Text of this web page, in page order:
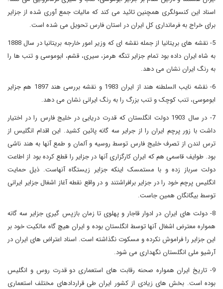
اسناد این کنسولگری همچنین تائید می کند که مالیات جمع آوری شده از جزایر
برای خراج به فرمانداری کل ایران در استان فارس تحویل می شده است.
5- نقشه های بریتانیا از جمله نقشه ای که وزیر امور خارجه بریتانیا در سال 1888
به شاه ایران داده بود تمام جزایر تنگه هرمز، سیری، قشم، ابوموسی و تنب ها را
به رنگ ایران نشان می دهد.
6- نقشه نایب السلطنه هند از ایران 1983 و نقشه بررسی هند 1897 هم جزایر
ابوموسی، تنب کوچک و تنب بزرگ را به رنگ ایرانی نشان می دهد.
7- در سال 1903 دولت انگلستان که قدرت دریایی در خلیج فارس را در اختیار
داشت با زور پرچم ایران را از جرایر سه گانه پائین کشید. این اقدام انگلیس از
ترس لندن از تصرف خلیج فارس توسط روسیه و آلمان و طمع آنها به هند ناشی
بود. طوایف قاسمی هم که ایران کارگزاری آنها در جزایر را قطع کرده بود از اطاعت
دولت سرباز زده و با مستمسک اینکه جزایر زیستگاه آنهاست. ذیل حمایت
انگلیس پرچم خود را در جزایر برافراشتند و در واقع نقطه آغاز اشغال جزایر ایرانی
توسط بیگانگان همین جاست.
8- دولت های ایران در ادوار قاجار و پهلوی تا زمان بازپس گیری جزایر سه گانه
همواره معترض اشغال آنها توسط انگلستان بوده و ایران هیچ گاه مالکیت خود بر
این جزایر را فراموش نکرده و مسکوت نگذاشته است. اسناد اعتراض های ایران در
آرشیو ملی انگلستان نگهداری می شود.
9- تاریخ ایران همواره صحنه رقابت های استعماری دو قدرت روس و انگلیس
بوده است. بخش های زیادی از کشور ایران طی قراردادهای مختلف استعماری